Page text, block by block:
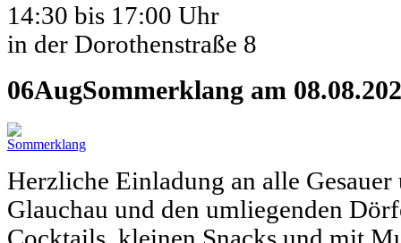
14:30 bis 17:00 Uhr
in der Dorothenstraße 8
06AugSommerklang am
Herzliche Einladung an alle Gesauer
Glauchau und den umliegenden